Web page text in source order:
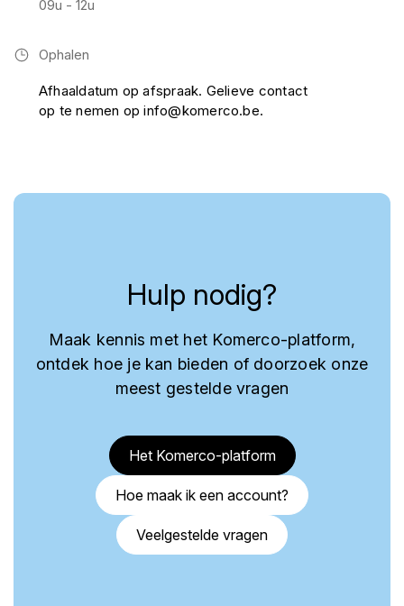
09u - 12u
Ophalen
Afhaaldatum op afspraak. Gelieve contact
op te nemen op info@komerco.be.
Hulp nodig?
Maak kennis met het Komerco-platform,
ontdek hoe je kan bieden of doorzoek onze
meest gestelde vragen
Het Komerco-platform
Hoe maak ik een account?
Veelgestelde vragen